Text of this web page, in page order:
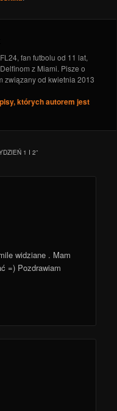
fan futbolu od 11 lat,
z Miami. Pisze o
związany od kwietnia 2013
których autorem jest
1 I 2”
widziane . Mam
=) Pozdrawiam